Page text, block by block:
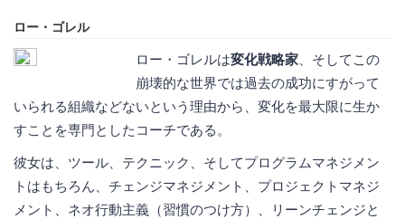
ロー・ゴレル
ロー・ゴレルは変化戦略家、そしてこの
崩壊的な世界では過去の成功にすがって
いられる組織などないという理由から、変化を最大限に生か
すことを専門としたコーチである。
彼女は、ツール、テクニック、そしてプログラムマネジメン
トはもちろん、チェンジマネジメント、プロジェクトマネジ
メント、ネオ行動主義（習慣のつけ方）、リーンチェンジと